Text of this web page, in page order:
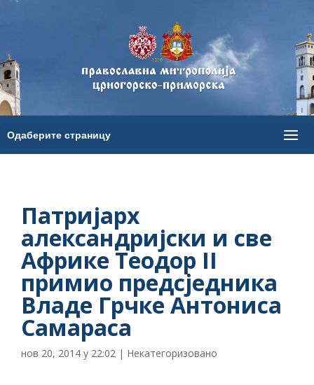
Патријарх
александријски и све
Африке Теодор II
примио предсjедника
Владе Грчке Антониса
Самараса
нов 20, 2014 у 22:02 | Некатегоризовано